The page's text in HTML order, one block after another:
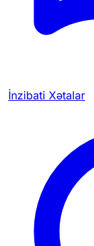
İnzibati Xətalar